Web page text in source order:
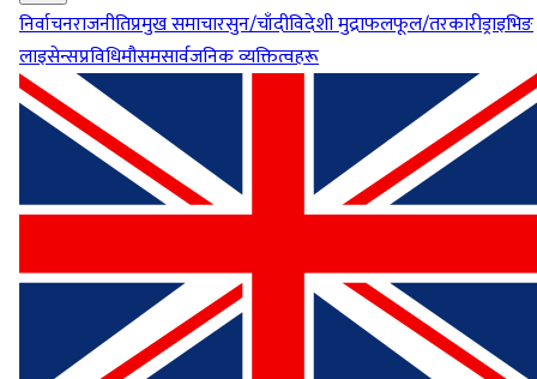
निर्वाचनराजनीतिप्रमुख समाचारसुन/चाँदीविदेशी मुद्राफलफूल/तरकारीड्राइभिङ
लाइसेन्सप्रविधिमौसमसार्वजनिक व्यक्तित्वहरू